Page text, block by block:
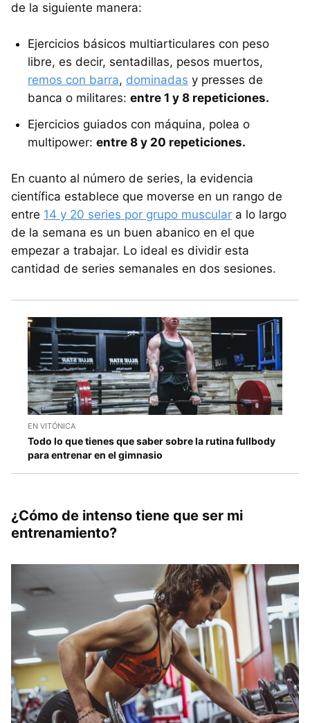
de la siguiente manera:
Ejercicios básicos multiarticulares con peso
libre, es decir, sentadillas, pesos muertos,
remos con barra, dominadas y presses de
banca o militares: entre 1 y 8 repeticiones.
Ejercicios guiados con máquina, polea o
multipower: entre 8 y 20 repeticiones.
En cuanto al número de series, la evidencia
científica establece que moverse en un rango de
entre 14 y 20 series por grupo muscular a lo largo
de la semana es un buen abanico en el que
empezar a trabajar. Lo ideal es dividir esta
cantidad de series semanales en dos sesiones.
EN VITÓNICA
Todo lo que tienes que saber sobre la rutina fullbody
para entrenar en el gimnasio
¿Cómo de intenso tiene que ser mi
entrenamiento?